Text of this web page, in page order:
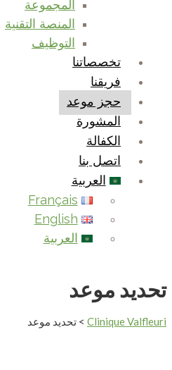
المجموعة
المنصة التقنية
التوظيف
تخصصاتنا
فريقنا
حجز موعد
المشورة
الكفالة
اتصل بنا
العربية
Français
English
العربية
تحديد موعد
Clinique Valfleuri
> تحديد موعد